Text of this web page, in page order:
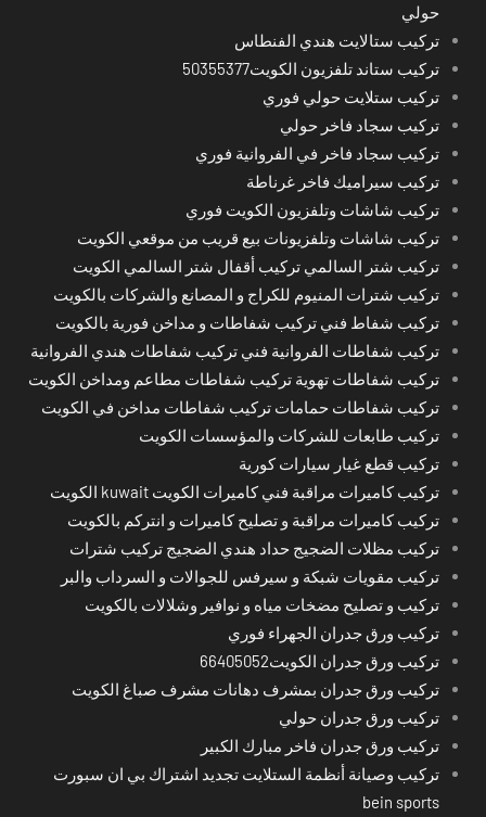
حولي
تركيب ستالايت هندي الفنطاس
تركيب ستاند تلفزيون الكويت50355377
تركيب ستلايت حولي فوري
تركيب سجاد فاخر حولي
تركيب سجاد فاخر في الفروانية فوري
تركيب سيراميك فاخر غرناطة
تركيب شاشات وتلفزيون الكويت فوري
تركيب شاشات وتلفزيونات بيع قريب من موقعي الكويت
تركيب شتر السالمي تركيب أقفال شتر السالمي الكويت
تركيب شترات المنيوم للكراج و المصانع والشركات بالكويت
تركيب شفاط فني تركيب شفاطات و مداخن فورية بالكويت
تركيب شفاطات الفروانية فني تركيب شفاطات هندي الفروانية
تركيب شفاطات تهوية تركيب شفاطات مطاعم ومداخن الكويت
تركيب شفاطات حمامات تركيب شفاطات مداخن في الكويت
تركيب طابعات للشركات والمؤسسات الكويت
تركيب قطع غيار سيارات كورية
تركيب كاميرات مراقبة فني كاميرات الكويت kuwait الكويت
تركيب كاميرات مراقبة و تصليح كاميرات و انتركم بالكويت
تركيب مظلات الضجيج حداد هندي الضجيج تركيب شترات
تركيب مقويات شبكة و سيرفس للجوالات و السرداب والبر
تركيب و تصليح مضخات مياه و نوافير وشلالات بالكويت
تركيب ورق جدران الجهراء فوري
تركيب ورق جدران الكويت66405052
تركيب ورق جدران بمشرف دهانات مشرف صباغ الكويت
تركيب ورق جدران حولي
تركيب ورق جدران فاخر مبارك الكبير
تركيب وصيانة أنظمة الستلايت تجديد اشتراك بي ان سبورت
bein sports